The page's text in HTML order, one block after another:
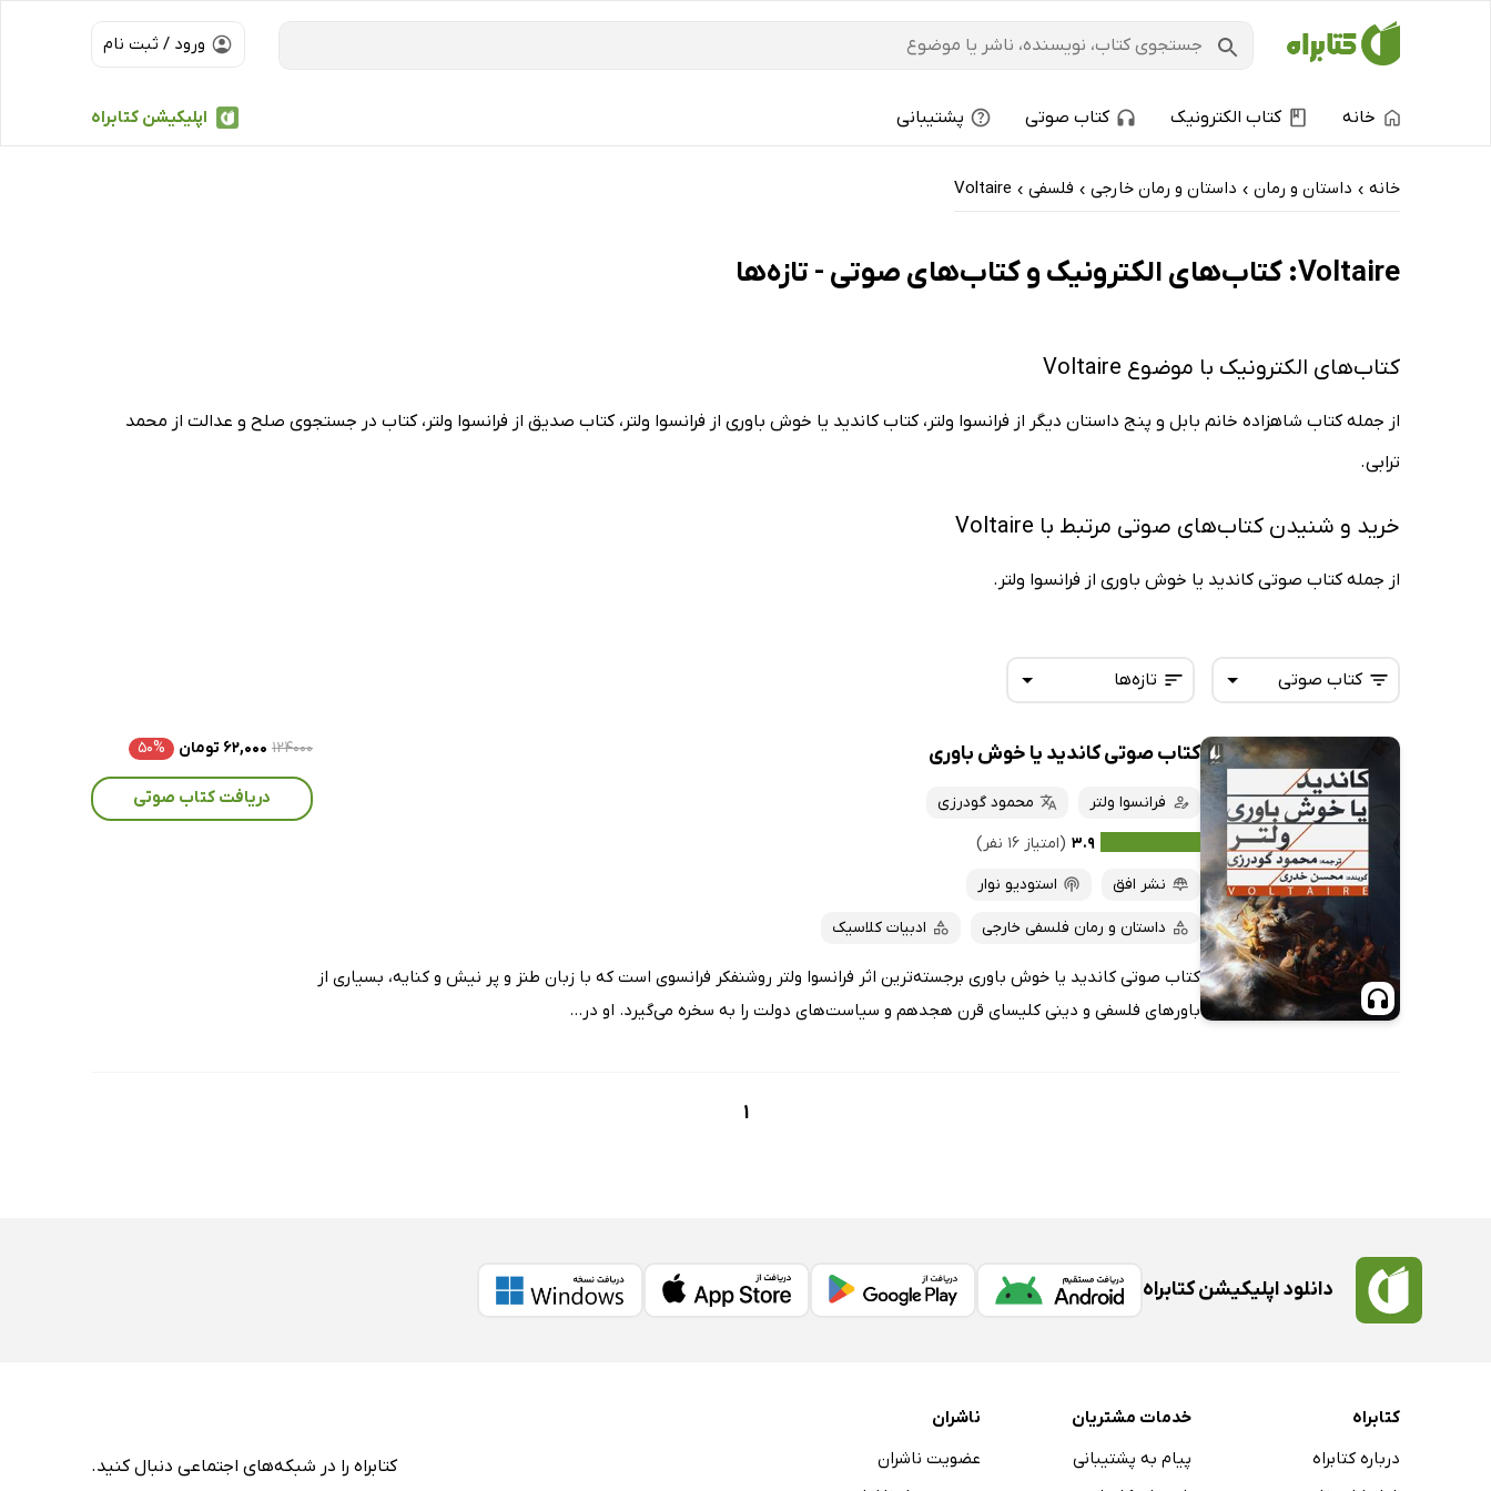
ورود / ثبت نام
اپلیکیشن کتابراه خانه کتاب الکترونیک کتاب صوتی پشتیبانی
خانه › داستان و رمان › داستان و رمان خارجی › فلسفی ›
Voltaire
Voltaire: کتاب‌های الکترونیک و کتاب‌های صوتی - تازه‌ها
کتاب‌های الکترونیک با موضوع Voltaire
از جمله کتاب شاهزاده خانم بابل و پنج داستان دیگر از فرانسوا ولتر، کتاب کاندید یا خوش باوری از فرانسوا ولتر، کتاب صدیق از فرانسوا ولتر، کتاب در جستجوی صلح و عدالت از محمد
ترابی.
خرید و شنیدن کتاب‌های صوتی مرتبط با Voltaire
از جمله کتاب صوتی کاندید یا خوش باوری از فرانسوا ولتر.
تازه‌ها
تازه‌ها
داغ‌ترین‌ها
پربحث‌ها
ارزان ترین‌ها
کتاب صوتی
همه کتاب‌ها
کتاب‌های صوتی
کتاب‌های متنی
کتاب صوتی کاندید یا خوش باوری
فرانسوا ولتر
محمود گودرزی
۳.۹ (امتیاز ۱۶ نفر)
نشر افق
استودیو نوار
داستان و رمان فلسفی خارجی ادبیات کلاسیک
کتاب صوتی کاندید یا خوش باوری برجسته‌ترین اثر فرانسوا ولتر روشنفکر فرانسوی است که با زبان طنز و پر نیش و کنایه، بسیاری از
باورهای فلسفی و دینی کلیسای قرن هجدهم و سیاست‌های دولت را به سخره می‌گیرد. او در...
۱۲۴۰۰۰ ۶۲,۰۰۰ تومان ۵۰%
دریافت کتاب صوتی
1
دانلود اپلیکیشن کتابراه
کتابراه
درباره کتابراه
خدمات مشتریان
پیام به پشتیبانی
ناشران
عضویت ناشران
کتابراه را در شبکه‌های اجتماعی دنبال کنید.